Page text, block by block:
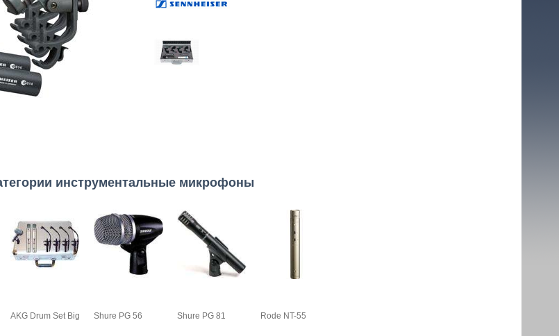
инструментальные микрофоны
AKG Drum Set Big Shure PG 56 Shure PG 81 Rode NT-55